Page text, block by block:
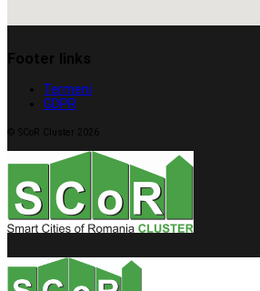
Footer links
Termeni
GDPR
© SCoR Cluster 2026